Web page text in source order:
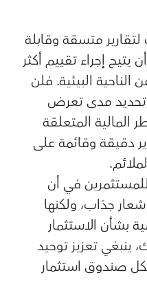
متسقة وقابلة
يتيح إجراء تقييم أكثر
البيئية. فلن
تحديد مدى تعرض
المالية المتعلقة
دقيقة وقائمة على
في أن
جذاب، ولكنها
بشأن الاستثمار
ينبغي تعزيز توحيد
صندوق استثمار